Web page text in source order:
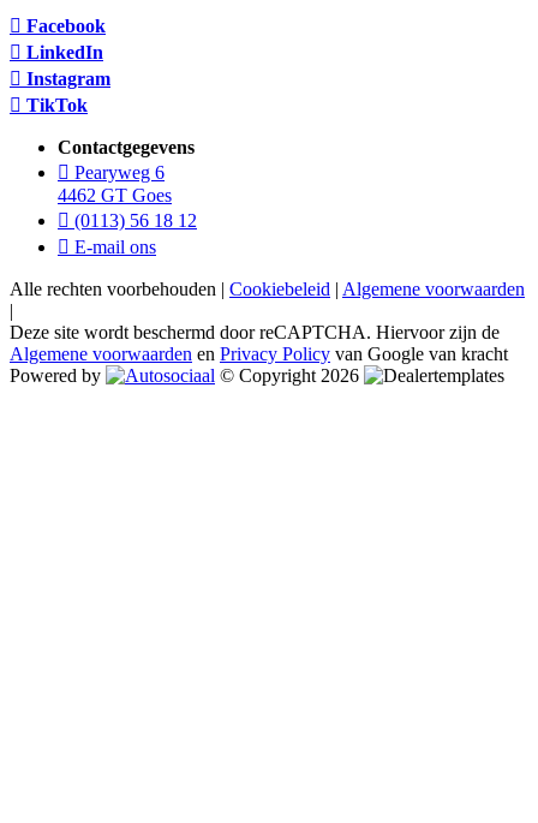
Facebook
LinkedIn
Instagram
TikTok
Contactgegevens
Pearyweg 6
4462 GT Goes
(0113) 56 18 12
E-mail ons
Alle rechten voorbehouden | Cookiebeleid | Algemene voorwaarden
|
Deze site wordt beschermd door reCAPTCHA. Hiervoor zijn de
Algemene voorwaarden en Privacy Policy van Google van kracht
Powered by
© Copyright 2026